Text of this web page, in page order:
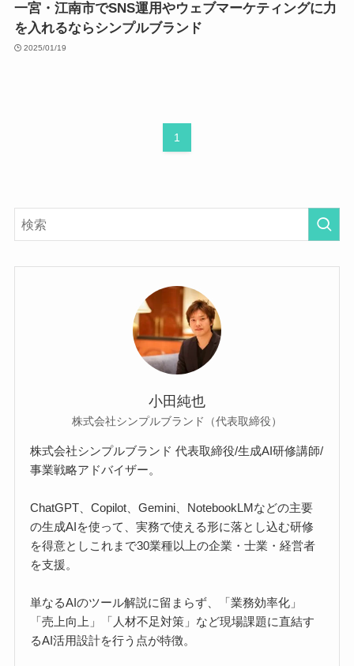
一宮・江南市でSNS運用やウェブマーケティングに力
を入れるならシンプルブランド
2025/01/19
1
小田純也
株式会社シンプルブランド（代表取締役）
株式会社シンプルブランド 代表取締役/生成AI研修講師/
事業戦略アドバイザー。
ChatGPT、Copilot、Gemini、NotebookLMなどの主要
の生成AIを使って、実務で使える形に落とし込む研修
を得意としこれまで30業種以上の企業・士業・経営者
を支援。
単なるAIのツール解説に留まらず、「業務効率化」
「売上向上」「人材不足対策」など現場課題に直結す
るAI活用設計を行う点が特徴。